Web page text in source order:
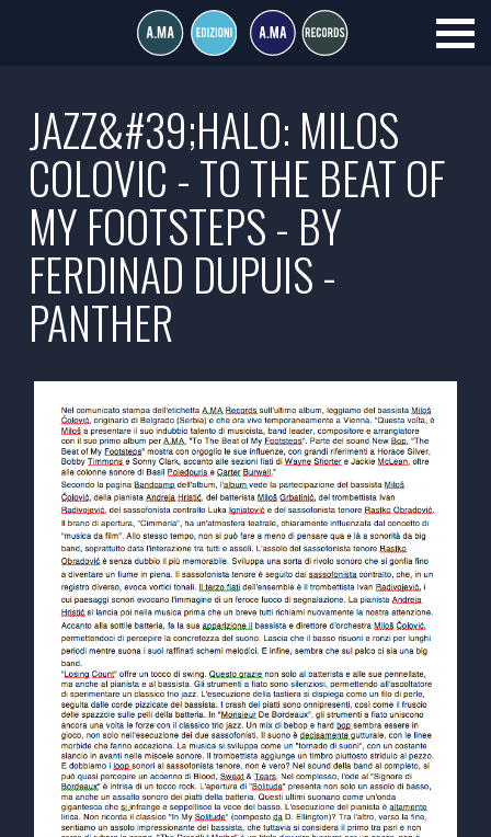
JAZZ&#39;HALO: MILOS
COLOVIC - TO THE BEAT OF
MY FOOTSTEPS - BY
FERDINAD DUPUIS -
PANTHER